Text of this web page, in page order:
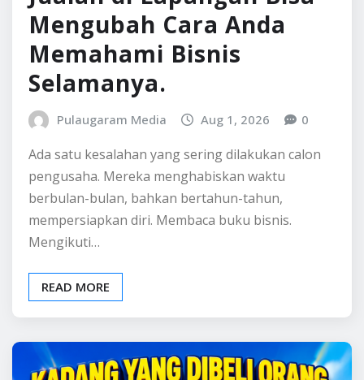
Bisa Membaca 100 Buku
Bisnis. Tapi Satu Bulan
Jualan di Lapangan Bisa
Mengubah Cara Anda
Memahami Bisnis
Selamanya.
Pulaugaram Media Aug 1, 2026
Ada satu kesalahan yang sering dilakukan calon
berbulan-bulan, bahkan bertahun-tahun,
mempersiapkan diri. Membaca buku bisnis.
Mengikuti…
READ MORE